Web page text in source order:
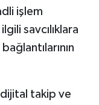
işlem
savcılıklara
takip ve